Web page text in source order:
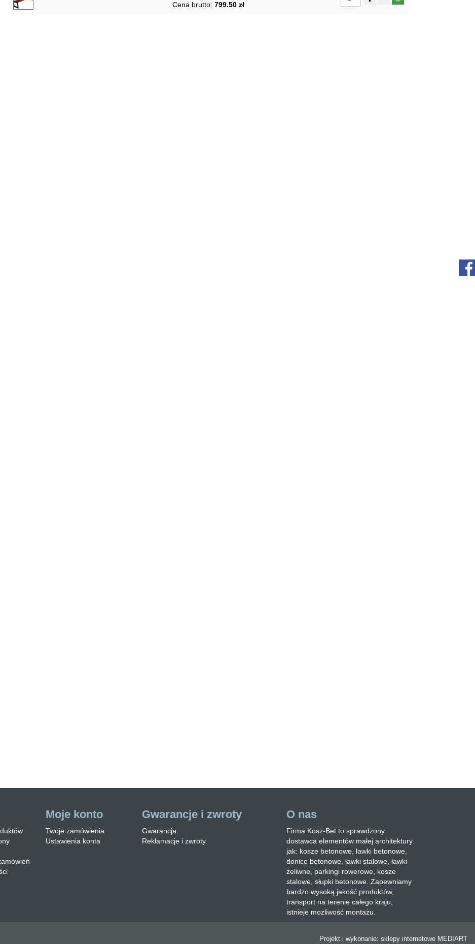
Cena brutto: 799.50 zł
Moje konto
Twoje zamówienia
Ustawienia konta
Gwarancje i zwroty
Gwarancja
Reklamacje i zwroty
O nas
Firma Kosz-Bet to sprawdzony
dostawca elementów małej architektury
jak: kosze betonowe, ławki betonowe,
donice betonowe, ławki stalowe, ławki
żeliwne, parkingi rowerowe, kosze
stalowe, słupki betonowe. Zapewniamy
bardzo wysoką jakość produktów,
transport na terenie całego kraju,
istnieje mozliwość montażu.
Projekt i wykonanie: sklepy internetowe MEDIART